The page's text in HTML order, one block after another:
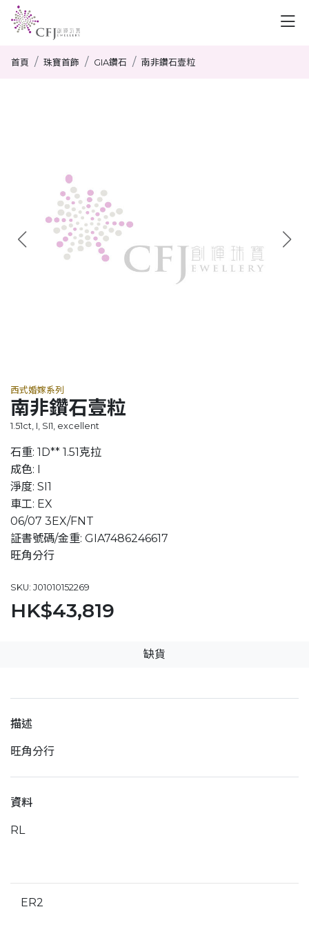
首頁 珠寶首飾 GIA鑽石 南非鑽石壹粒
西式婚嫁系列
南非鑽石壹粒
1.51ct, I, SI1, excellent
石重: 1D** 1.51克拉
成色: I
淨度: SI1
車工: EX
06/07 3EX/FNT
証書號碼/金重: GIA7486246617
旺角分行
SKU: J01010152269
HK$43,819
缺貨
描述
旺角分行
資料
RL
ER2